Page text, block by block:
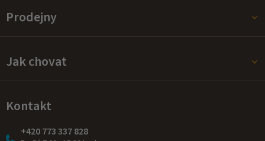
Prodejny
Jak chovat
Kontakt
+420 773 337 828